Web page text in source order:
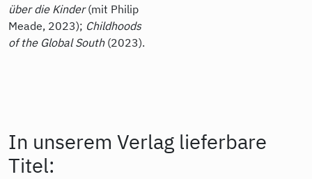
über die Kinder(mit Philip
Meade, 2023); Childhoods
of the Global South(2023).
In unserem Verlag lieferbare
Titel: